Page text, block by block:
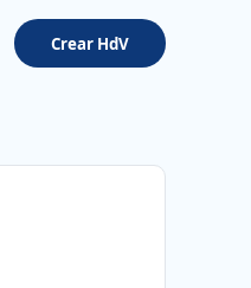
Crear HdV